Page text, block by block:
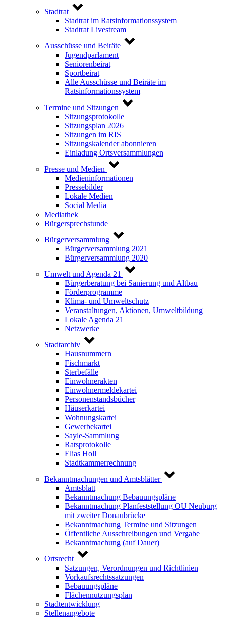
Stadtrat
Stadtrat im Ratsinformationssystem
Stadtrat Livestream
Ausschüsse und Beiräte
Jugendparlament
Seniorenbeirat
Sportbeirat
Alle Ausschüsse und Beiräte im
Ratsinformationssystem
Termine und Sitzungen
Sitzungsprotokolle
Sitzungsplan 2026
Sitzungen im RIS
Sitzungskalender abonnieren
Einladung Ortsversammlungen
Presse und Medien
Medieninformationen
Pressebilder
Lokale Medien
Social Media
Mediathek
Bürgersprechstunde
Bürgerversammlung
Bürgerversammlung 2021
Bürgerversammlung 2020
Umwelt und Agenda 21
Bürgerberatung bei Sanierung und Altbau
Förderprogramme
Klima- und Umweltschutz
Veranstaltungen, Aktionen, Umweltbildung
Lokale Agenda 21
Netzwerke
Stadtarchiv
Hausnummern
Fischmarkt
Sterbefälle
Einwohnerakten
Einwohnermeldekartei
Personenstandsbücher
Häuserkartei
Wohnungskartei
Gewerbekartei
Sayle-Sammlung
Ratsprotokolle
Elias Holl
Stadtkammerrechnung
Bekanntmachungen und Amtsblätter
Amtsblatt
Bekanntmachung Bebauungspläne
Bekanntmachung Planfeststellung OU Neuburg
mit zweiter Donaubrücke
Bekanntmachung Termine und Sitzungen
Öffentliche Ausschreibungen und Vergabe
Bekanntmachung (auf Dauer)
Ortsrecht
Satzungen, Verordnungen und Richtlinien
Vorkaufsrechtssatzungen
Bebauungspläne
Flächennutzungsplan
Stadtentwicklung
Stellenangebote